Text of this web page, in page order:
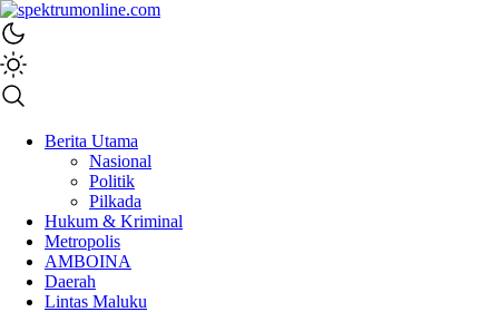
spektrumonline.com
Berita Utama
Nasional
Politik
Pilkada
Hukum & Kriminal
Metropolis
AMBOINA
Daerah
Lintas Maluku